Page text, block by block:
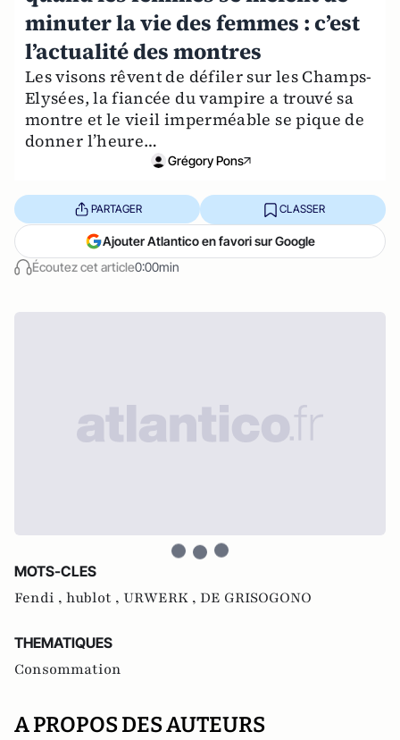
minuter la vie des femmes : c’est
l’actualité des montres
Les visons rêvent de défiler sur les Champs-
Elysées, la fiancée du vampire a trouvé sa
montre et le vieil imperméable se pique de
donner l’heure…
Grégory Pons
Écoutez cet article0:00min
PARTAGER CLASSER
Ajouter Atlantico en favori sur Google
MOTS-CLES
Fendi , hublot , URWERK , DE GRISOGONO
THEMATIQUES
Consommation
A PROPOS DES AUTEURS